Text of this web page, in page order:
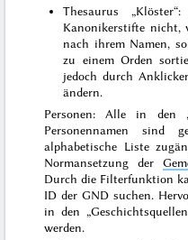
Thesaurus
Kanonikerstifte nicht,
nach ihrem Namen,
zu einem Orden
jedoch durch
ändern.
Personen: Alle in den
Personennamen sind
alphabetische Liste
Normansetzung der
Durch die Filterfunktion
ID der GND suchen.
in den
werden.